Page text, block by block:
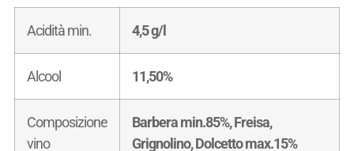
Acidità min. 4,5 g/l
Alcool 11,50%
Composizione
vino
Barbera min.85%, Freisa,
Grignolino, Dolcetto max.15%